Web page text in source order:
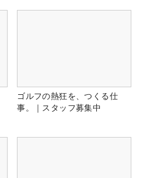
ゴルフの熱狂を、つくる仕
事。｜スタッフ募集中